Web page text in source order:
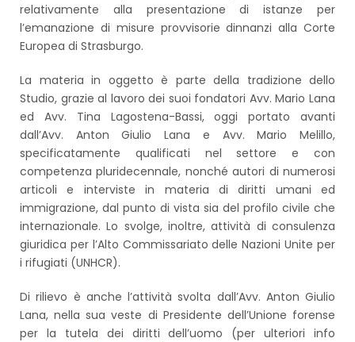
relativamente alla presentazione di istanze per
l’emanazione di misure provvisorie dinnanzi alla Corte
Europea di Strasburgo.
La materia in oggetto è parte della tradizione dello
Studio, grazie al lavoro dei suoi fondatori Avv. Mario Lana
ed Avv. Tina Lagostena-Bassi, oggi portato avanti
dall’Avv. Anton Giulio Lana e Avv. Mario Melillo,
specificatamente qualificati nel settore e con
competenza pluridecennale, nonché autori di numerosi
articoli e interviste in materia di diritti umani ed
immigrazione, dal punto di vista sia del profilo civile che
internazionale. Lo svolge, inoltre, attività di consulenza
giuridica per l’Alto Commissariato delle Nazioni Unite per
i rifugiati (UNHCR).
Di rilievo è anche l’attività svolta dall’Avv. Anton Giulio
Lana, nella sua veste di Presidente dell’Unione forense
per la tutela dei diritti dell’uomo (per ulteriori info